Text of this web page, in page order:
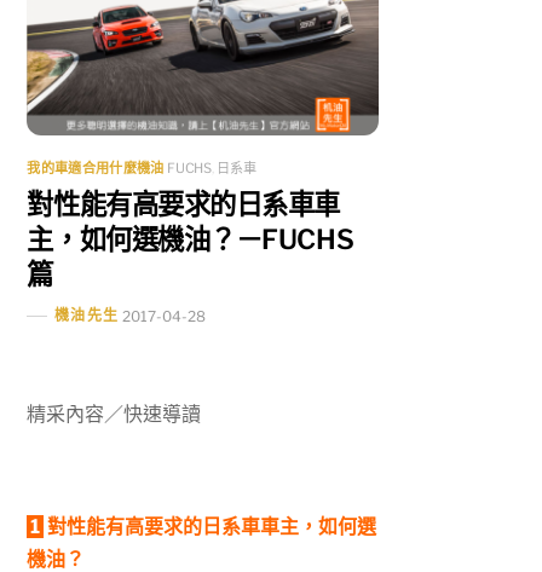
我的車適合用什麼機油 FUCHS 日系車
對性能有高要求的日系車車
主，如何選機油？－FUCHS
篇
機油先生 2017-04-28
精采內容／快速導讀
1 對性能有高要求的日系車車主，如何選
機油？